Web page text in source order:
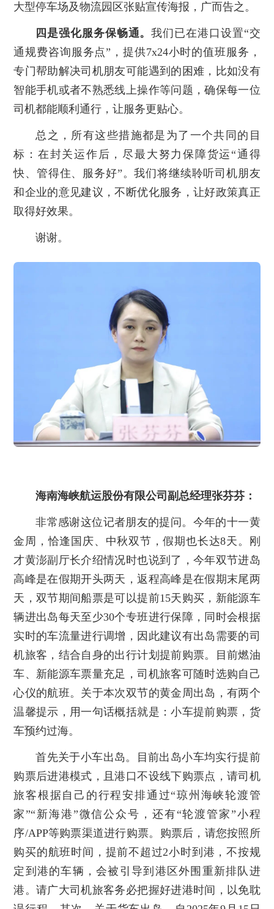
大型停车场及物流园区张贴宣传海报，广而告之。
四是强化服务保畅通。我们已在港口设置“交
通规费咨询服务点”，提供7x24小时的值班服务，
专门帮助解决司机朋友可能遇到的困难，比如没有
智能手机或者不熟悉线上操作等问题，确保每一位
司机都能顺利通行，让服务更贴心。
总之，所有这些措施都是为了一个共同的目
标：在封关运作后，尽最大努力保障货运“通得
快、管得住、服务好”。我们将继续聆听司机朋友
和企业的意见建议，不断优化服务，让好政策真正
取得好效果。
谢谢。
海南海峡航运股份有限公司副总经理张芬芬：
非常感谢这位记者朋友的提问。今年的十一黄
金周，恰逢国庆、中秋双节，假期也长达8天。刚
才黄澎副厅长介绍情况时也说到了，今年双节进岛
高峰是在假期开头两天，返程高峰是在假期末尾两
天，双节期间船票是可以提前15天购买，新能源车
辆进出岛每天至少30个专班进行保障，同时会根据
实时的车流量进行调增，因此建议有出岛需要的司
机旅客，结合自身的出行计划提前购票。目前燃油
车、新能源车票量充足，司机旅客可随时选购自己
心仪的航班。关于本次双节的黄金周出岛，有两个
温馨提示，用一句话概括就是：小车提前购票，货
车预约过海。
首先关于小车出岛。目前出岛小车均实行提前
购票后进港模式，且港口不设线下购票点，请司机
旅客根据自己的行程安排通过“琼州海峡轮渡管
家”“新海港”微信公众号，还有“轮渡管家”小程
序/APP等购票渠道进行购票。购票后，请您按照所
购买的航班时间，提前不超过2小时到港，不按规
定到港的车辆，会被引导到港区外围重新排队进
港。请广大司机旅客务必把握好进港时间，以免耽